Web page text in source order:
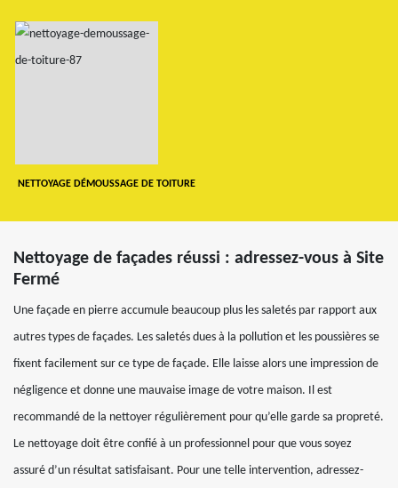
NETTOYAGE DÉMOUSSAGE DE TOITURE
Nettoyage de façades réussi : adressez-vous à Site
Fermé
Une façade en pierre accumule beaucoup plus les saletés par rapport aux
autres types de façades. Les saletés dues à la pollution et les poussières se
fixent facilement sur ce type de façade. Elle laisse alors une impression de
négligence et donne une mauvaise image de votre maison. Il est
recommandé de la nettoyer régulièrement pour qu’elle garde sa propreté.
Le nettoyage doit être confié à un professionnel pour que vous soyez
assuré d’un résultat satisfaisant. Pour une telle intervention, adressez-